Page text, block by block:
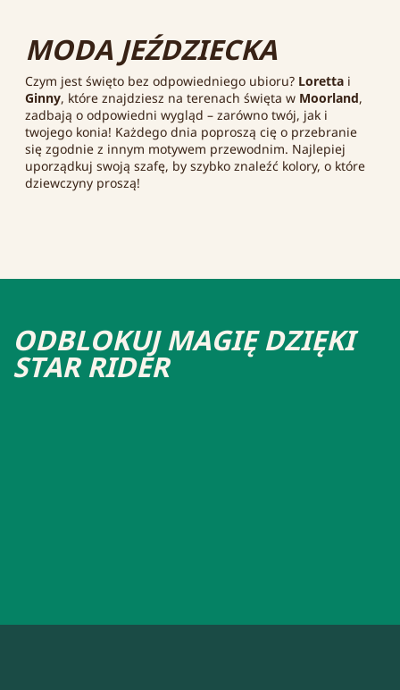
MODA JEŹDZIECKA
Czym jest święto bez odpowiedniego ubioru? Loretta i
Ginny, które znajdziesz na terenach święta w Moorland,
zadbają o odpowiedni wygląd – zarówno twój, jak i
twojego konia! Każdego dnia poproszą cię o przebranie
się zgodnie z innym motywem przewodnim. Najlepiej
uporządkuj swoją szafę, by szybko znaleźć kolory, o które
dziewczyny proszą!
ODBLOKUJ MAGIĘ DZIĘKI
STAR RIDER